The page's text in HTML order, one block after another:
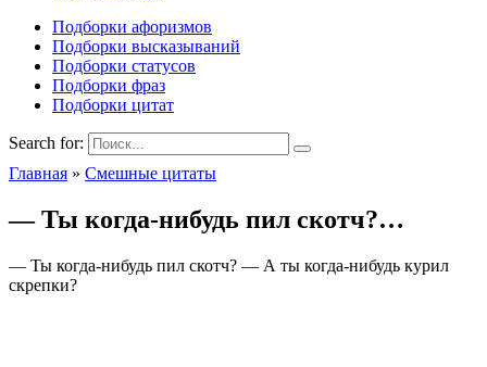
Подборки афоризмов
Подборки высказываний
Подборки статусов
Подборки фраз
Подборки цитат
Search for:
Главная » Смешные цитаты
— Ты когда-нибудь пил скотч?…
— Ты когда-нибудь пил скотч? — А ты когда-нибудь курил
скрепки?